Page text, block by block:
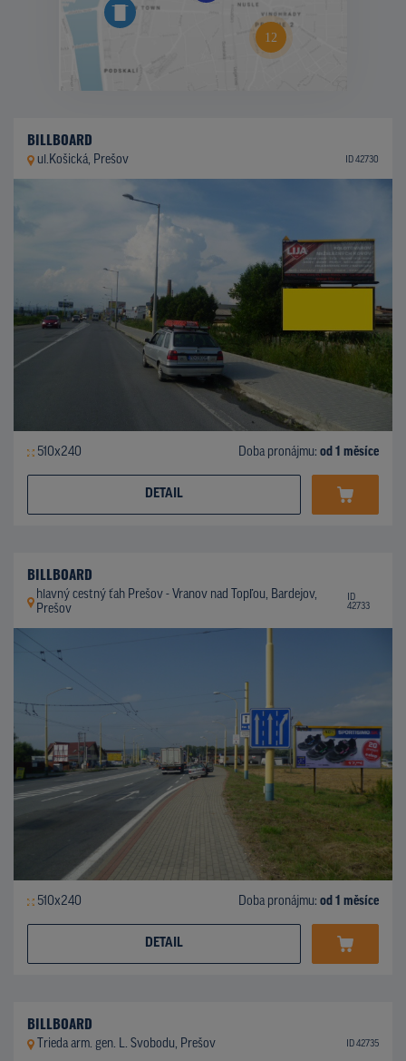
BILLBOARD
ul.Košická, Prešov ID 42730
510x240 Doba pronájmu: od 1 měsíce
DETAIL
BILLBOARD
hlavný cestný ťah Prešov - Vranov nad Topľou, Bardejov,
Prešov
ID
42733
510x240 Doba pronájmu: od 1 měsíce
DETAIL
BILLBOARD
Trieda arm. gen. L. Svobodu, Prešov ID 42735